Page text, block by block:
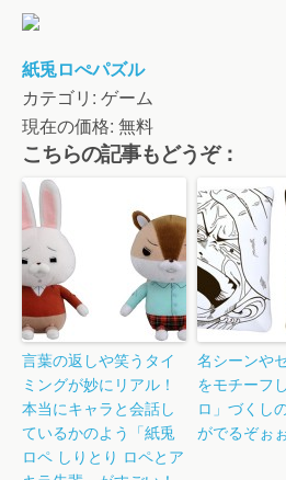
紙兎ロぺパズル
カテゴリ: ゲーム
現在の価格: 無料
こちらの記事もどうぞ：
言葉の返しや笑うタイ
ミングが妙にリアル！
本当にキャラと会話し
ているかのよう「紙兎
ロペ しりとり ロペとア
名シーンや
をモチーフ
ロ」づくし
がでるぞぉ